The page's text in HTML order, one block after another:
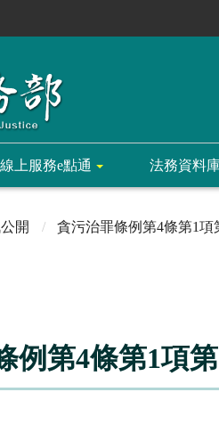
線上服務e點通 法務資料
開 貪污治罪條例第4條第1項
例第4條第1項